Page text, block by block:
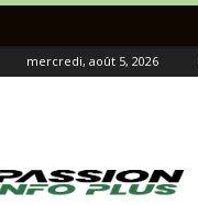
mercredi, août 5, 2026